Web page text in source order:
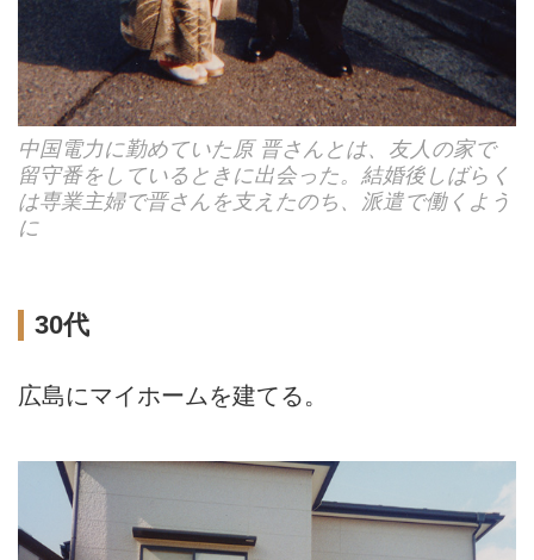
中国電力に勤めていた原 晋さんとは、友人の家で
留守番をしているときに出会った。結婚後しばらく
は専業主婦で晋さんを支えたのち、派遣で働くよう
に
30代
広島にマイホームを建てる。